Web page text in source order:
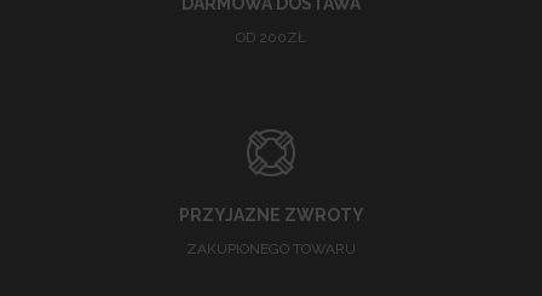
OD 200ZŁ
PRZYJAZNE ZWROTY
ZAKUPIONEGO TOWARU